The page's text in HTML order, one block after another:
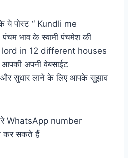
ये पोस्ट “ Kundli me
भाव के स्वामी पंचमेश की
lord in 12 different houses
आपकी अपनी वेबसाईट
सुधार लाने के लिए आपके सुझाव
WhatsApp number
कर सकते हैं